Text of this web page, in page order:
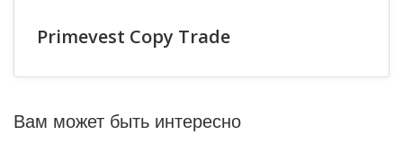
Primevest Copy Trade
Вам может быть интересно